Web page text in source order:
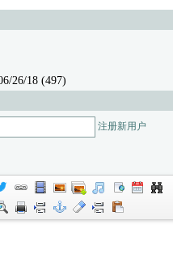
26/18 (497)
注册新用户